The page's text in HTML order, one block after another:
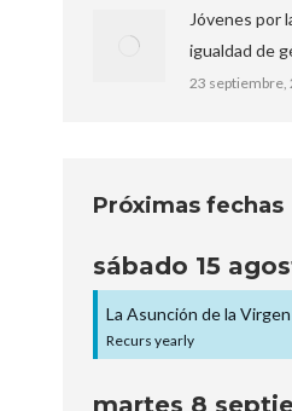
Jóvenes por
igualdad de
23 septiembre,
Próximas fechas
sábado 15
La Asunción de la Virgen
Recurs yearly
martes 8